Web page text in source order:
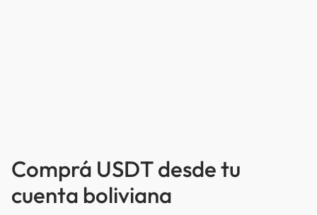
Comprá USDT desde tu
cuenta boliviana